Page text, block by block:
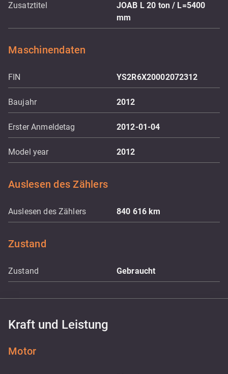
Zusatztitel
JOAB L 20 ton / L=5400
mm
Maschinendaten
FIN YS2R6X20002072312
Baujahr 2012
Erster Anmeldetag 2012-01-04
Model year 2012
Auslesen des Zählers
Auslesen des Zählers 840 616km
Zustand
Zustand Gebraucht
Kraft und Leistung
Motor